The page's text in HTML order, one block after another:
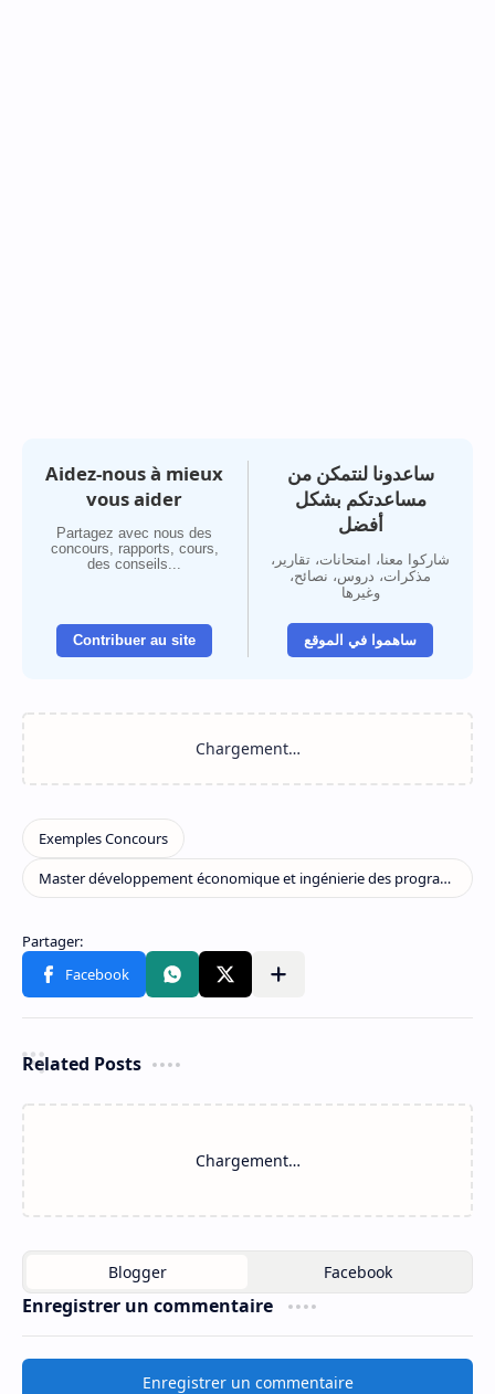
Aidez-nous à mieux
vous aider
Partagez avec nous des
concours, rapports, cours,
des conseils...
Contribuer au site
ساعدونا لنتمكن من
مساعدتكم بشكل
أفضل
شاركوا معنا، امتحانات، تقارير،
مذكرات، دروس، نصائح،
وغيرها
ساهموا في الموقع
Related Posts
Exemple Concours Master
Finance Contrôle et Audit
(FCA) 2016-2017 - Fsjes Fes
Exemple Concours Master
Audit Contrôle de Gestion
et Système d'Information
(ACGSI) 2017-2018 - Fsjes
Ain Chock